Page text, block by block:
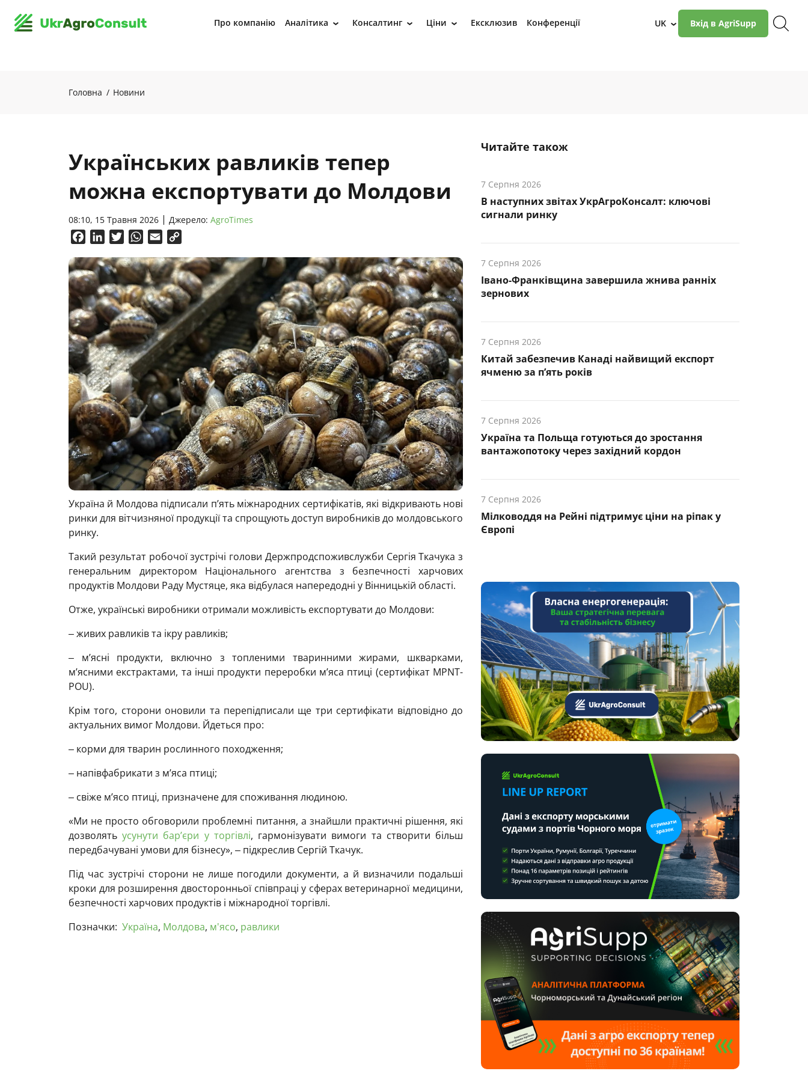
Про компанію Аналітика › Консалтинг › Ціни › Ексклюзив Конференції UK › Вхід в AgriSupp
Головна Новини
Українських равликів тепер
можна експортувати до Молдови
08:10, 15 Травня 2026 Джерело: AgroTimes
FacebookLinkedInTwitterWhatsApp
Email
Україна й Молдова підписали п’ять міжнародних сертифікатів, які відкривають нові
ринки для вітчизняної продукції та спрощують доступ виробників до молдовського
ринку.
Такий результат робочої зустрічі голови Держпродспоживслужби Сергія Ткачука з
генеральним директором Національного агентства з безпечності харчових
продуктів Молдови Раду Мустяце, яка відбулася напередодні у Вінницькій області.
Отже, українські виробники отримали можливість експортувати до Молдови:
‒ живих равликів та ікру равликів;
‒ м’ясні продукти, включно з топленими тваринними жирами, шкварками,
м’ясними екстрактами, та інші продукти переробки м’яса птиці (сертифікат MPNT-
POU).
Крім того, сторони оновили та перепідписали ще три сертифікати відповідно до
актуальних вимог Молдови. Йдеться про:
‒ корми для тварин рослинного походження;
‒ напівфабрикати з м’яса птиці;
‒ свіже м’ясо птиці, призначене для споживання людиною.
«Ми не просто обговорили проблемні питання, а знайшли практичні рішення, які
дозволятьусунути бар’єри у торгівлі, гармонізувати вимоги та створити більш
передбачувані умови для бізнесу», ‒ підкреслив Сергій Ткачук.
Під час зустрічі сторони не лише погодили документи, а й визначили подальші
кроки для розширення двосторонньої співпраці у сферах ветеринарної медицини,
безпечності харчових продуктів і міжнародної торгівлі.
Позначки: Україна, Молдова, м'ясо, равлики
Читайте також
7 Серпня 2026
В наступних звітах УкрАгроКонсалт: ключові
cигнали ринку
7 Серпня 2026
Івано-Франківщина завершила жнива ранніх
зернових
7 Серпня 2026
Китай забезпечив Канаді найвищий експорт
ячменю за п’ять років
7 Серпня 2026
Україна та Польща готуються до зростання
вантажопотоку через західний кордон
7 Серпня 2026
Мілководдя на Рейні підтримує ціни на ріпак у
Європі